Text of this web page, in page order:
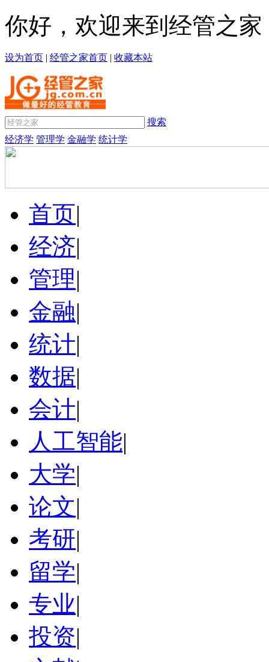
你好，欢迎来到经管之家
设为首页 | 经管之家首页 | 收藏本站
搜索
经济学 管理学 金融学 统计学
首页|
经济|
管理|
金融|
统计|
数据|
会计|
人工智能|
大学|
论文|
考研|
留学|
专业|
投资|